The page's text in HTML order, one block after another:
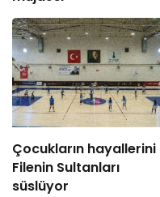
Çocukların hayallerini
Filenin Sultanları
süslüyor